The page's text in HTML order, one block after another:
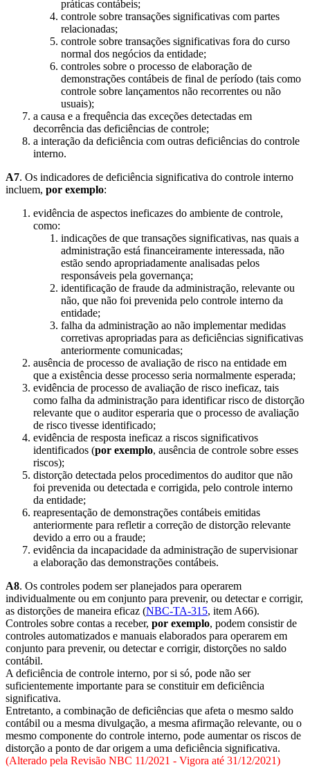
práticas contábeis;
controle sobre transações significativas com partes
relacionadas;
controle sobre transações significativas fora do curso
normal dos negócios da entidade;
controles sobre o processo de elaboração de
demonstrações contábeis de final de período (tais como
controle sobre lançamentos não recorrentes ou não
usuais);
a causa e a frequência das exceções detectadas em
decorrência das deficiências de controle;
a interação da deficiência com outras deficiências do controle
interno.
A7. Os indicadores de deficiência significativa do controle interno
incluem, por exemplo:
evidência de aspectos ineficazes do ambiente de controle,
como:
indicações de que transações significativas, nas quais a
administração está financeiramente interessada, não
estão sendo apropriadamente analisadas pelos
responsáveis pela governança;
identificação de fraude da administração, relevante ou
não, que não foi prevenida pelo controle interno da
entidade;
falha da administração ao não implementar medidas
corretivas apropriadas para as deficiências significativas
anteriormente comunicadas;
ausência de processo de avaliação de risco na entidade em
que a existência desse processo seria normalmente esperada;
evidência de processo de avaliação de risco ineficaz, tais
como falha da administração para identificar risco de distorção
relevante que o auditor esperaria que o processo de avaliação
de risco tivesse identificado;
evidência de resposta ineficaz a riscos significativos
identificados (por exemplo, ausência de controle sobre esses
riscos);
distorção detectada pelos procedimentos do auditor que não
foi prevenida ou detectada e corrigida, pelo controle interno
da entidade;
reapresentação de demonstrações contábeis emitidas
anteriormente para refletir a correção de distorção relevante
devido a erro ou a fraude;
evidência da incapacidade da administração de supervisionar
a elaboração das demonstrações contábeis.
A8. Os controles podem ser planejados para operarem
individualmente ou em conjunto para prevenir, ou detectar e corrigir,
as distorções de maneira eficaz (NBC-TA-315, item A66).
Controles sobre contas a receber, por exemplo, podem consistir de
controles automatizados e manuais elaborados para operarem em
conjunto para prevenir, ou detectar e corrigir, distorções no saldo
contábil.
A deficiência de controle interno, por si só, pode não ser
suficientemente importante para se constituir em deficiência
significativa.
Entretanto, a combinação de deficiências que afeta o mesmo saldo
contábil ou a mesma divulgação, a mesma afirmação relevante, ou o
mesmo componente do controle interno, pode aumentar os riscos de
distorção a ponto de dar origem a uma deficiência significativa.
(Alterado pela Revisão NBC 11/2021 - Vigora até 31/12/2021)